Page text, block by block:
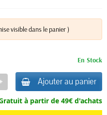
visible dans le panier )
En Stock
Ajouter au panier
à partir de 49€ d'achats